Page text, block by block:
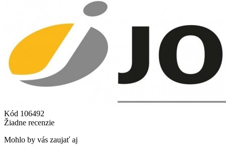
Kód 106492
Žiadne recenzie
Mohlo by vás zaujať aj